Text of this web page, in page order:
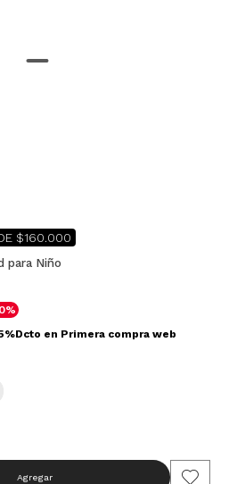
$160.000
para Niño
en Primera compra web
Agregar